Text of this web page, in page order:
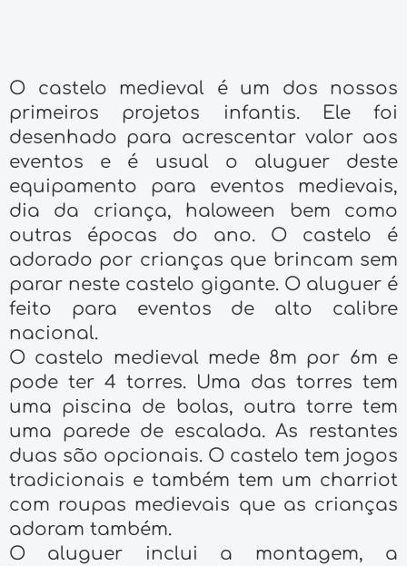
O castelo medieval é um dos nossos
primeiros projetos infantis. Ele foi
desenhado para acrescentar valor aos
eventos e é usual o aluguer deste
equipamento para eventos medievais,
dia da criança, haloween bem como
outras épocas do ano. O castelo é
adorado por crianças que brincam sem
parar neste castelo gigante. O aluguer é
feito para eventos de alto calibre
nacional.
O castelo medieval mede 8m por 6m e
pode ter 4 torres. Uma das torres tem
uma piscina de bolas, outra torre tem
uma parede de escalada. As restantes
duas são opcionais. O castelo tem jogos
tradicionais e também tem um charriot
com roupas medievais que as crianças
adoram também.
O aluguer inclui a montagem, a